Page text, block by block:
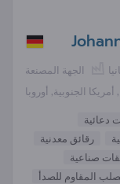
الجهة المصنعة
الجنوبية, أوروبا
دعائية
رقائق معدنية
صناعية
المقاوم للصدأ